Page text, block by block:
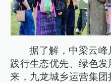
据了解，中梁云峰
践行生态优先、绿色
来，九龙城乡运营集团